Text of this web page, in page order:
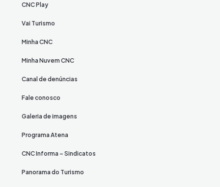
CNC Play
Vai Turismo
Minha CNC
Minha Nuvem CNC
Canal de denúncias
Fale conosco
Galeria de imagens
Programa Atena
CNC Informa – Sindicatos
Panorama do Turismo